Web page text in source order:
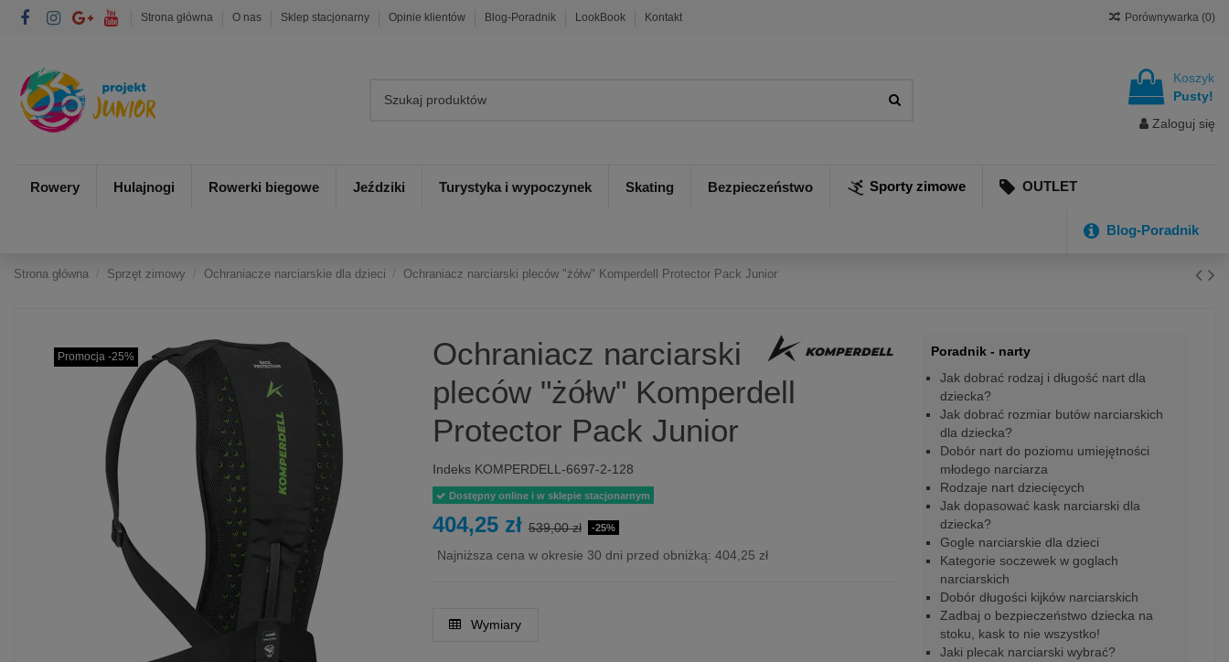
Strona główna O nas Sklep stacjonarny Opinie klientów Blog-Poradnik LookBook Kontakt Porównywarka (0)
Koszyk
Pusty!
Zaloguj się
Rowery Hulajnogi Rowerki biegowe Jeździki Turystyka i wypoczynek Skating Bezpieczeństwo Sporty zimowe OUTLET
Blog-Poradnik
Strona główna Sprzęt zimowy Ochraniacze narciarskie dla dzieci Ochraniacz narciarski pleców "żółw" Komperdell Protector Pack Junior
Promocja -25%
Ochraniacz narciarski
pleców "żółw" Komperdell
Protector Pack Junior
Indeks KOMPERDELL-6697-2-128
Dostępny online i w sklepie stacjonarnym
404,25 zł 539,00 zł -25%
Najniższa cena w okresie 30 dni przed obniżką: 404,25 zł
Wymiary
Poradnik - narty
Jak dobrać rodzaj i długość nart dla
dziecka?
Jak dobrać rozmiar butów narciarskich
dla dziecka?
Dobór nart do poziomu umiejętności
młodego narciarza
Rodzaje nart dziecięcych
Jak dopasować kask narciarski dla
dziecka?
Gogle narciarskie dla dzieci
Kategorie soczewek w goglach
narciarskich
Dobór długości kijków narciarskich
Zadbaj o bezpieczeństwo dziecka na
stoku, kask to nie wszystko!
Jaki plecak narciarski wybrać?